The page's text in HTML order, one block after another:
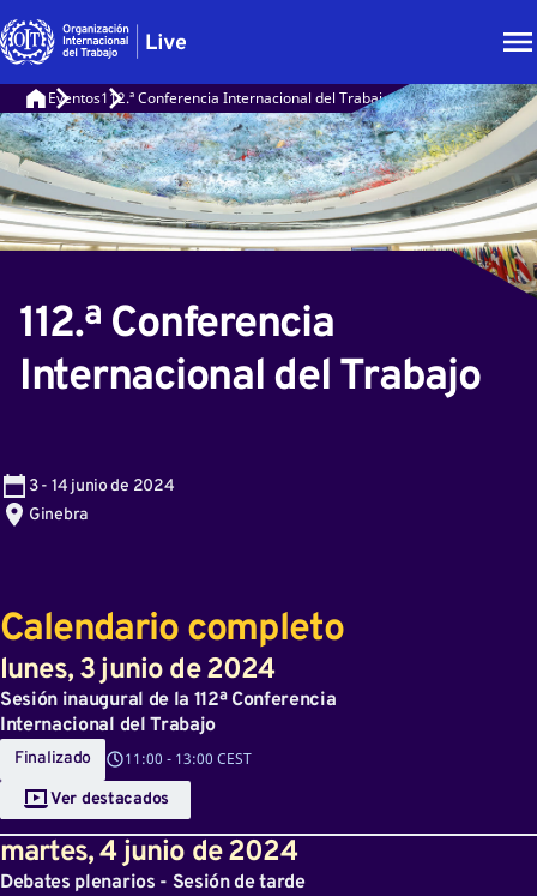
Eventos112.ª Conferencia Internacional del Trabajo
112.ª Conferencia
Internacional del Trabajo
3- 14junio de 2024
Ginebra
Calendario completo
lunes, 3 junio de 2024
Sesión inaugural de la 112ª Conferencia
Internacional del Trabajo
Finalizado 11:00 - 13:00 CEST
Ver destacados
martes,4 junio de 2024
Debates plenarios - Sesión de tarde